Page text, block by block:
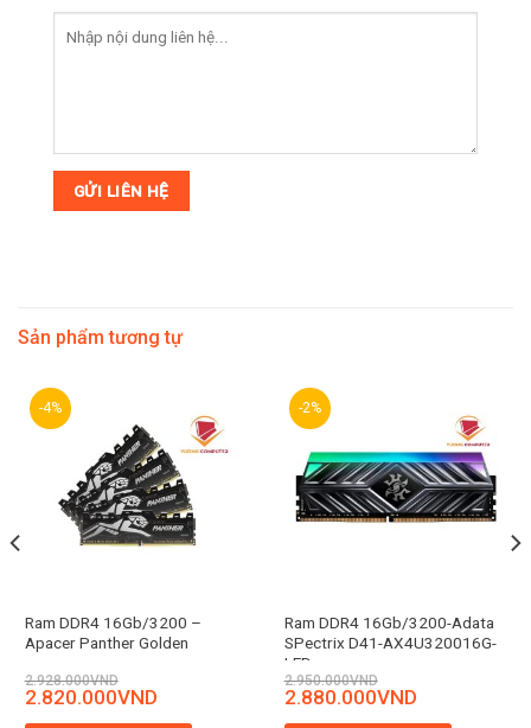
Sản phẩm tương tự
-4%
Ram DDR4 16Gb/3200 –
Apacer Panther Golden
2.928.000VND
2.820.000VND
-2%
Ram DDR4 16Gb/3200-Adata
SPectrix D41-AX4U320016G-
LED
2.950.000VND
2.880.000VND